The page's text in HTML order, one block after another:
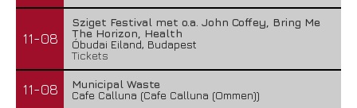
11-08
Sziget Festival met o.a. John Coffey, Bring Me
The Horizon, Health
Óbudai Eiland, Budapest
Tickets
11-08
Municipal Waste
Cafe Calluna (Cafe Calluna (Ommen))